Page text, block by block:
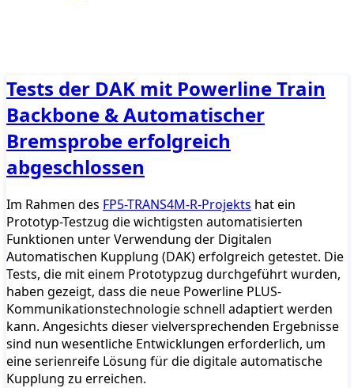
Tests der DAK mit Powerline Train
Backbone & Automatischer
Bremsprobe erfolgreich
abgeschlossen
Im Rahmen des FP5-TRANS4M-R-Projekts hat ein
Prototyp-Testzug die wichtigsten automatisierten
Funktionen unter Verwendung der Digitalen
Automatischen Kupplung (DAK) erfolgreich getestet. Die
Tests, die mit einem Prototypzug durchgeführt wurden,
haben gezeigt, dass die neue Powerline PLUS-
Kommunikationstechnologie schnell adaptiert werden
kann. Angesichts dieser vielversprechenden Ergebnisse
sind nun wesentliche Entwicklungen erforderlich, um
eine serienreife Lösung für die digitale automatische
Kupplung zu erreichen.